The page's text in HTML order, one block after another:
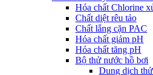
Hóa chất Chlorine
Chất diệt rêu tảo
Chất lắng cặn PAC
Hóa chất giảm pH
Hóa chất tăng pH
Bộ thử nước hồ bơi
Dung dịch